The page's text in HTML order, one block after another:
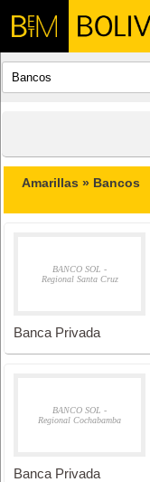
Amarillas » Bancos
BANCO SOL -
Regional Santa Cruz
Banca Privada
BANCO SOL -
Regional Cochabamba
Banca Privada